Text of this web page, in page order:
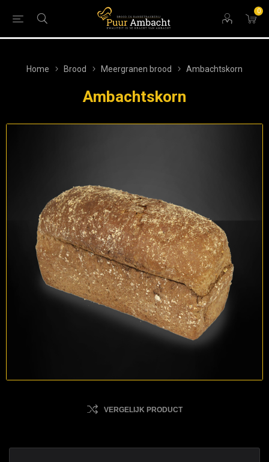
0
Home Brood Meergranen brood Ambachtskorn
Ambachtskorn
VERGELIJK PRODUCT